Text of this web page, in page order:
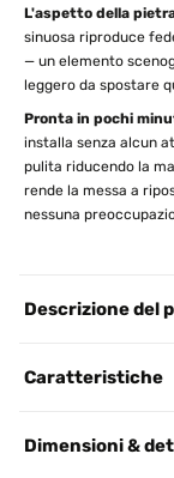
L'aspetto della
sinuosa riproduce
— un elemento
leggero da spostare
Pronta in pochi
installa senza alcun
pulita riducendo la
rende la messa a
nessuna
Descrizione del
Caratteristiche
Dimensioni &